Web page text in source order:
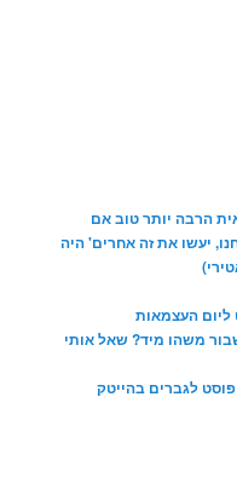
הרבה יותר טוב אם
יעשו את זה אחרים' היה
ליום העצמאות
משהו מיד? שאל אותי
לגברים בהייטק